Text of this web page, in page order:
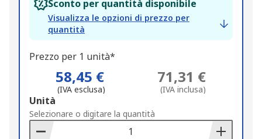
Sconto per quantità disponibile
Visualizza le opzioni di prezzo per
quantità
Prezzo per 1 unità*
58,45 €
(IVA esclusa)
71,31 €
(IVA inclusa)
Add
to
Basket
Unità
Selezionare o digitare la quantità